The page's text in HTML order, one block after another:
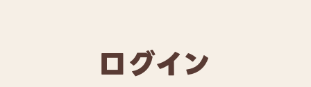
ログイン